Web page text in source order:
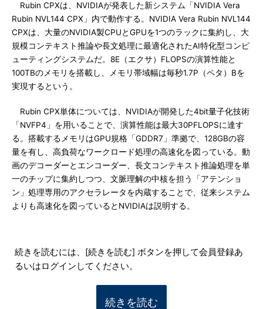
Rubin CPXは、NVIDIAが発表した新システム「NVIDIA Vera
Rubin NVL144 CPX」内で動作する。NVIDIA Vera Rubin NVL144
CPXは、大量のNVIDIA製CPUとGPUを1つのラックに集約し、大
規模コンテキスト推論や長文処理に最適化されたAI特化型コンピ
ューティングシステムだ。8E（エクサ）FLOPSの演算性能と
100TBのメモリを搭載し、メモリ帯域幅は毎秒1.7P（ペタ）Bを
実現するという。
Rubin CPX単体については、NVIDIAが開発した4bit量子化技術
「NVFP4」を用いることで、演算性能は最大30PFLOPSに達す
る。搭載するメモリはGPU規格「GDDR7」準拠で、128GBの容
量を有し、高負荷なワークロード処理の高速化を図っている。動
画のデコーダーとエンコーダー、長文コンテキスト推論処理を単
一のチップに集約しつつ、文脈理解の中核を担う「アテンショ
ン」処理専用のアクセラレータを内蔵することで、従来システム
よりも高速化を図っているとNVIDIAは説明する。
続きを読むには、[続きを読む] ボタンを押して会員登録あ
るいはログインしてください。
続きを読む